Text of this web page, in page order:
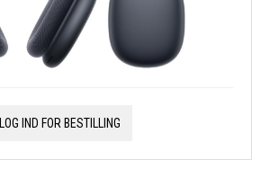
LOG IND FOR BESTILLING